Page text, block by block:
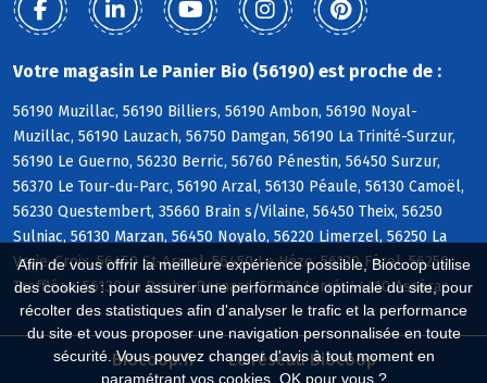
Afin de vous offrir la meilleure expérience possible, Biocoop utilise
des cookies : pour assurer une performance optimale du site, pour
récolter des statistiques afin d'analyser le trafic et la performance
du site et vous proposer une navigation personnalisée en toute
sécurité. Vous pouvez changer d'avis à tout moment en
paramétrant vos cookies. OK pour vous ?
Votre magasin Le Panier Bio (56190) est proche de :
56190 Muzillac, 56190 Billiers, 56190 Ambon, 56190 Noyal-
Muzillac, 56190 Lauzach, 56750 Damgan, 56190 La Trinité-Surzur,
56190 Le Guerno, 56230 Berric, 56760 Pénestin, 56450 Surzur,
56370 Le Tour-du-Parc, 56190 Arzal, 56130 Péaule, 56130 Camoël,
56230 Questembert, 35660 Brain s/Vilaine, 56450 Theix, 56250
Sulniac, 56130 Marzan, 56450 Noyalo, 56220 Limerzel, 56250 La
Vraie-Croix, 56450 St-Armel, 56450 Le Hézo, 56130 Férel, 56250
Treffléan, 56130 La Roche-Bernard, 56230 Larré, 44410 Assérac
Biocoop.fr
Le réseau Biocoop